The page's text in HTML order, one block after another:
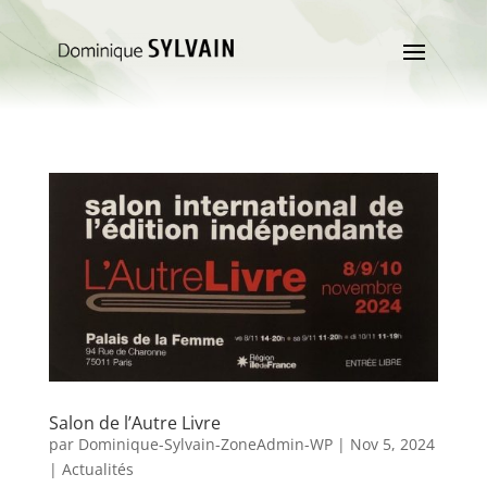
Salon de l’Autre Livre
par Dominique-Sylvain-ZoneAdmin-WP| Nov 5, 2024
| Actualités